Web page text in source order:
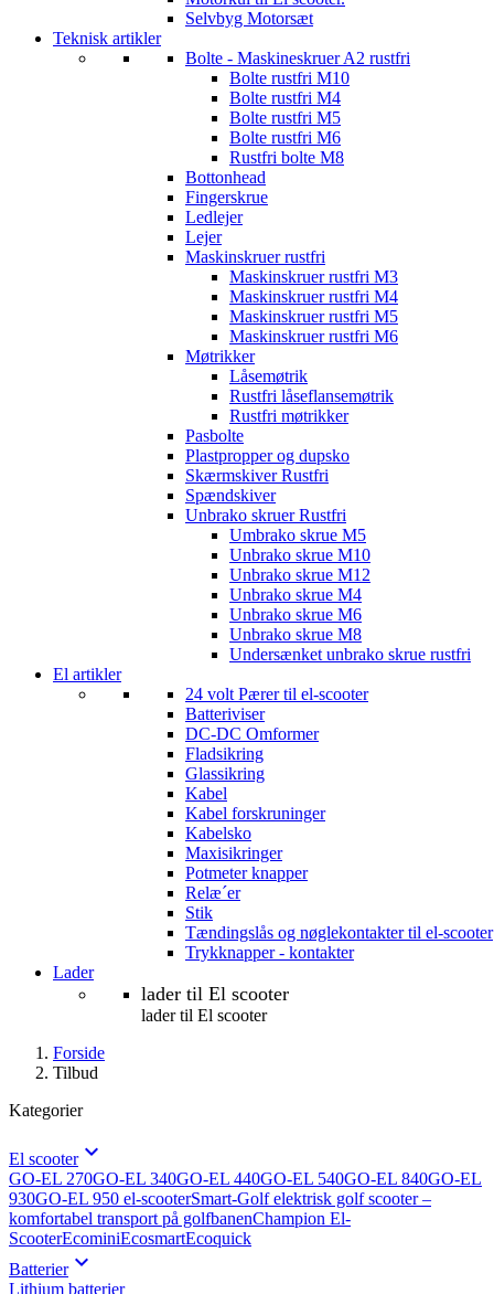
Selvbyg Motorsæt
Teknisk artikler
Bolte - Maskineskruer A2 rustfri
Bolte rustfri M10
Bolte rustfri M4
Bolte rustfri M5
Bolte rustfri M6
Rustfri bolte M8
Bottonhead
Fingerskrue
Ledlejer
Lejer
Maskinskruer rustfri
Maskinskruer rustfri M3
Maskinskruer rustfri M4
Maskinskruer rustfri M5
Maskinskruer rustfri M6
Møtrikker
Låsemøtrik
Rustfri låseflansemøtrik
Rustfri møtrikker
Pasbolte
Plastpropper og dupsko
Skærmskiver Rustfri
Spændskiver
Unbrako skruer Rustfri
Umbrako skrue M5
Unbrako skrue M10
Unbrako skrue M12
Unbrako skrue M4
Unbrako skrue M6
Unbrako skrue M8
Undersænket unbrako skrue rustfri
El artikler
24 volt Pærer til el-scooter
Batteriviser
DC-DC Omformer
Fladsikring
Glassikring
Kabel
Kabel forskruninger
Kabelsko
Maxisikringer
Potmeter knapper
Relæ´er
Stik
Tændingslås og nøglekontakter til el-scooter
Trykknapper - kontakter
Lader
lader til El scooter
lader til El scooter
Forside
Tilbud
Kategorier
El scooter
GO-EL 270GO-EL 340GO-EL 440GO-EL 540GO-EL 840GO-EL
930GO-EL 950 el-scooterSmart-Golf elektrisk golf scooter –
komfortabel transport på golfbanenChampion El-
ScooterEcominiEcosmartEcoquick
Batterier
Lithium batterier